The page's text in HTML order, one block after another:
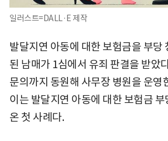
일러스트=DALL·E 제작
발달지연 아동에 대한 보험금을 부당
된 남매가 1심에서 유죄 판결을 받았
문의까지 동원해 사무장 병원을 운영
이는 발달지연 아동에 대한 보험금
온 첫 사례다.